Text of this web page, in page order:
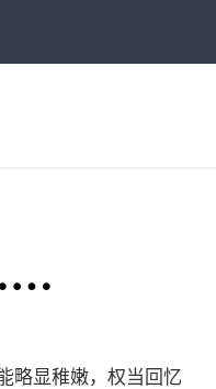
略显稚嫩，权当回忆